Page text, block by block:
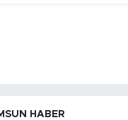
HABER
Durumu ve